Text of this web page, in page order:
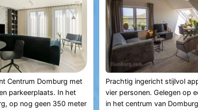
Centrum Domburg met
parkeerplaats. In het
op nog geen 350 meter
Prachtig ingericht stijlvol
vier personen. Gelegen op
in het centrum van